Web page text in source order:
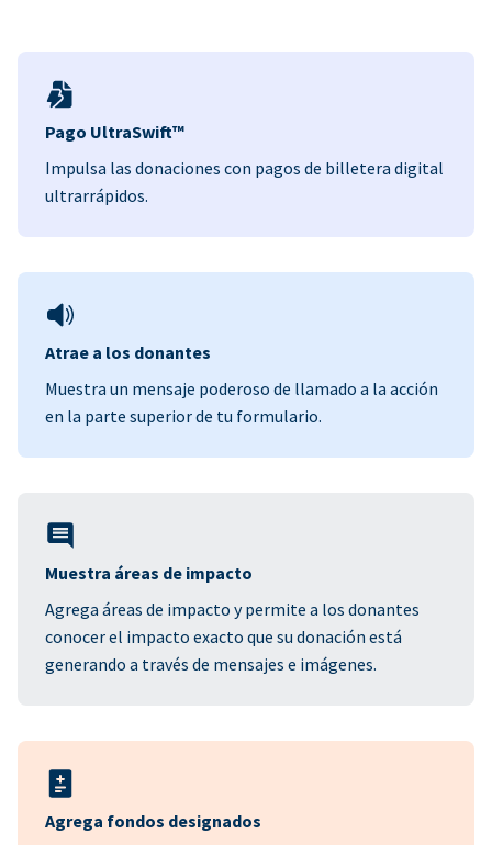
Pago UltraSwift™
Impulsa las donaciones con pagos de billetera digital
ultrarrápidos.
Atrae a los donantes
Muestra un mensaje poderoso de llamado a la acción
en la parte superior de tu formulario.
Muestra áreas de impacto
Agrega áreas de impacto y permite a los donantes
conocer el impacto exacto que su donación está
generando a través de mensajes e imágenes.
Agrega fondos designados